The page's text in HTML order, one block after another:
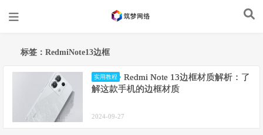
标签：RedmiNote13边框
实用教程
Redmi Note 13边框材质解析：了
解这款手机的边框材质
2024-09-27